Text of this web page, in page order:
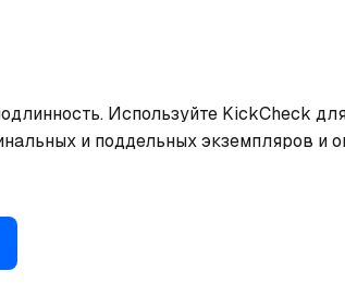
Используйте KickCheck
и поддельных экземпляров и